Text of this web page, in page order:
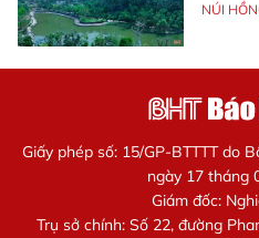
NÚI
Giấy phép số: 15/GP-BTTTT do
ngày 17 tháng
Giám đốc:
Trụ sở chính: Số 22, đường